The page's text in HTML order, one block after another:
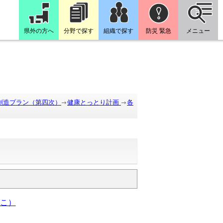
県外の方へ 分野で探す 組織で探す 防災 緊急 メニュー
プラン（第四次） 健康とっとり計画 各
）